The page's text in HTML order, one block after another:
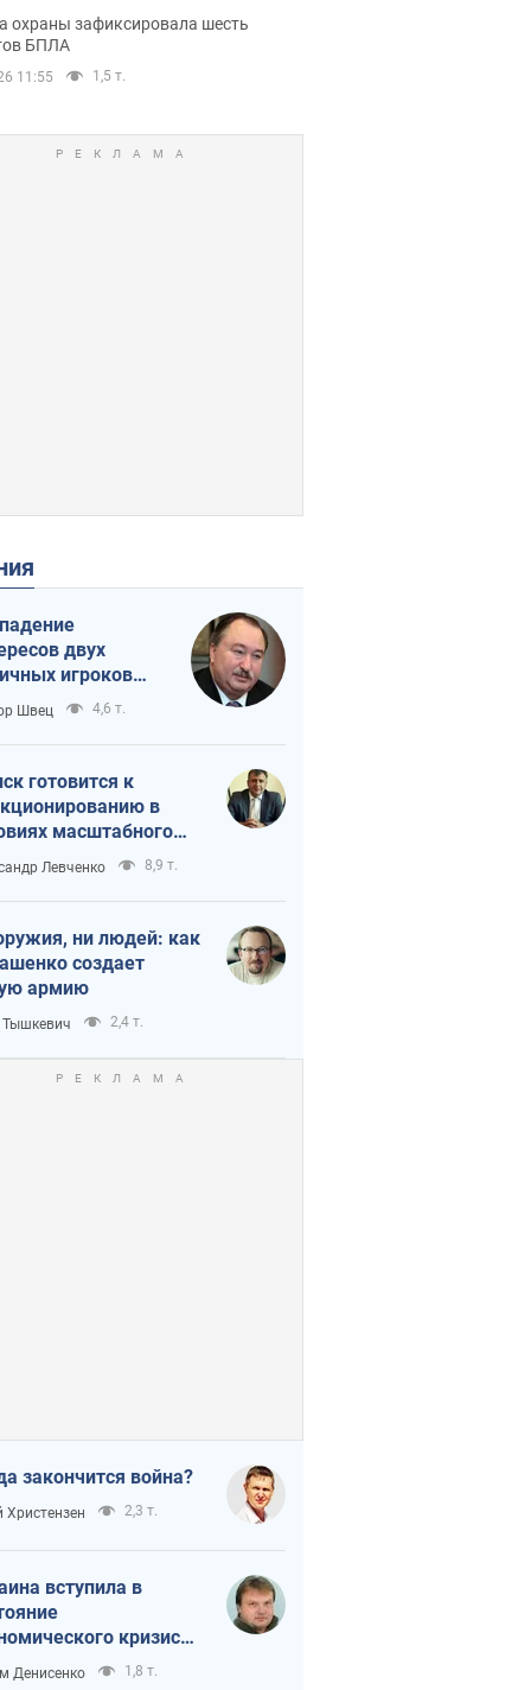
охраны зафиксировала шесть
БПЛА
11:55 1,5 т.
двух
игроков
тайный план
и Путина?
Швец 4,6 т.
готовится к
в
масштабного
кризиса
Левченко 8,9 т.
ни людей: как
создает
армию
Тышкевич 2,4 т.
закончится война?
Христензен 2,3 т.
вступила в
кризиса.
ли свет в конце
Денисенко 1,8 т.